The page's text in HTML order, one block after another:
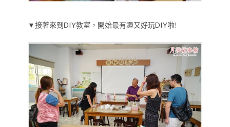
▼接著來到DIY教室，開始最有趣又好玩DIY啦!